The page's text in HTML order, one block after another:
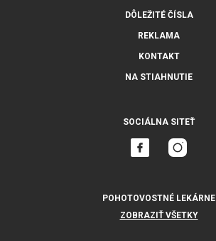
DÔLEŽITÉ ČÍSLA
REKLAMA
KONTAKT
NA STIAHNUTIE
SOCIÁLNA SITEŤ
POHOTOVOSTNÉ LEKÁRNE
ZOBRAZIŤ VŠETKY